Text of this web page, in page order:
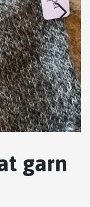
garn